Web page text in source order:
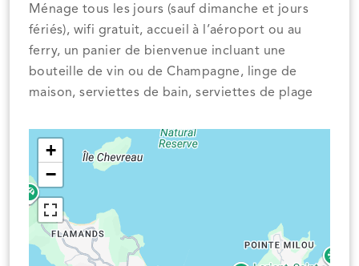
Ménage tous les jours (sauf dimanche et jours
fériés), wifi gratuit, accueil à l’aéroport ou au
ferry, un panier de bienvenue incluant une
bouteille de vin ou de Champagne, linge de
maison, serviettes de bain, serviettes de plage
+
−